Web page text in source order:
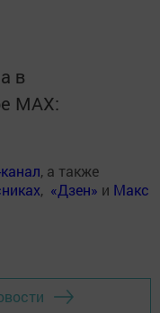
в
MАХ:
, а также
, «Дзен» и Макс